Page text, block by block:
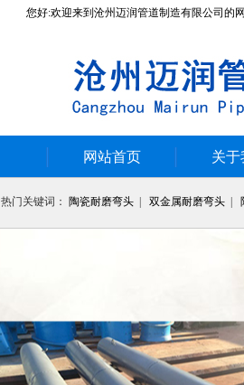
您好:欢迎来到沧州迈润管道制造有限公司的
网站首页 关于
热门关键词： 陶瓷耐磨弯头 双金属耐磨弯头